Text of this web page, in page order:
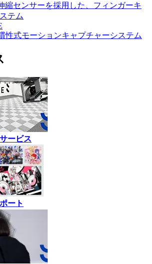
縮センサーを採用した、フィンガーキ
テム
性式モーションキャプチャーシステム
ービス
ート